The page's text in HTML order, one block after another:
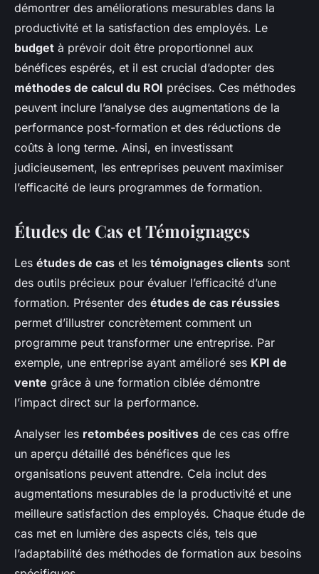
démontrer des améliorations mesurables dans la
productivité et la satisfaction des employés. Le
budget à prévoir doit être proportionnel aux
bénéfices espérés, et il est crucial d’adopter des
méthodes de calcul du ROI précises. Ces méthodes
peuvent inclure l’analyse des augmentations de la
performance post-formation et des réductions de
coûts à long terme. Ainsi, en investissant
judicieusement, les entreprises peuvent maximiser
l’efficacité de leurs programmes de formation.
Études de Cas et Témoignages
Les études de cas et les témoignages clients sont
des outils précieux pour évaluer l’efficacité d’une
formation. Présenter des études de cas réussies
permet d’illustrer concrètement comment un
programme peut transformer une entreprise. Par
exemple, une entreprise ayant amélioré ses KPI de
vente grâce à une formation ciblée démontre
l’impact direct sur la performance.
Analyser les retombées positives de ces cas offre
un aperçu détaillé des bénéfices que les
organisations peuvent attendre. Cela inclut des
augmentations mesurables de la productivité et une
meilleure satisfaction des employés. Chaque étude de
cas met en lumière des aspects clés, tels que
l’adaptabilité des méthodes de formation aux besoins